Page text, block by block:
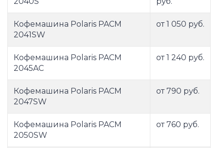
Кофемашина Polaris PACM
2041SW
от 1 050 руб.
Кофемашина Polaris PACM
2045AC
от 1 240 руб.
Кофемашина Polaris PACM
2047SW
от 790 руб.
Кофемашина Polaris PACM
2050SW
от 760 руб.